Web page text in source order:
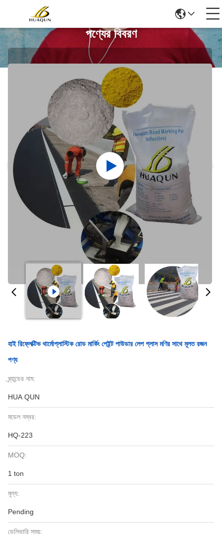
পণ্যের বিবরণ
হাই রিফ্লেক্টিভ থার্মোপ্লাস্টিক রোড মার্কিং পেইন্ট পাউডার লেপ গ্লাস মণির সাথে মূলত রজন
পণ্য
ব্র্যান্ডের নাম:
HUA QUN
মডেল নম্বর:
HQ-223
MOQ:
1 ton
মূল্য:
Pending
ডেলিভারি সময়: